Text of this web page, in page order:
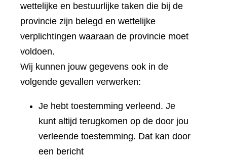
wettelijke en bestuurlijke taken die bij de
provincie zijn belegd en wettelijke
verplichtingen waaraan de provincie moet
voldoen.
Wij kunnen jouw gegevens ook in de
volgende gevallen verwerken:
Je hebt toestemming verleend. Je
kunt altijd terugkomen op de door jou
verleende toestemming. Dat kan door
een bericht